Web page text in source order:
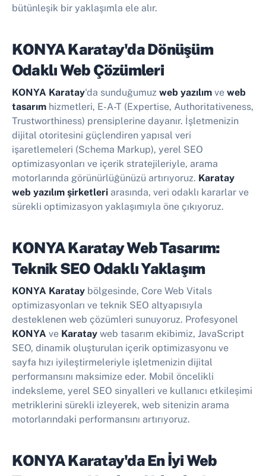
bütünleşik bir yaklaşımla ele alır.
KONYA Karatay'da Dönüşüm
Odaklı Web Çözümleri
KONYA Karatay'da sunduğumuz web yazılım ve web
tasarım hizmetleri, E-A-T (Expertise, Authoritativeness,
Trustworthiness) prensiplerine dayanır. İşletmenizin
dijital otoritesini güçlendiren yapısal veri
işaretlemeleri (Schema Markup), yerel SEO
optimizasyonları ve içerik stratejileriyle, arama
motorlarında görünürlüğünüzü artırıyoruz. Karatay
web yazılım şirketleri arasında, veri odaklı kararlar ve
sürekli optimizasyon yaklaşımıyla öne çıkıyoruz.
KONYA Karatay Web Tasarım:
Teknik SEO Odaklı Yaklaşım
KONYA Karatay bölgesinde, Core Web Vitals
optimizasyonları ve teknik SEO altyapısıyla
desteklenen web çözümleri sunuyoruz. Profesyonel
KONYA ve Karatay web tasarım ekibimiz, JavaScript
SEO, dinamik oluşturulan içerik optimizasyonu ve
sayfa hızı iyileştirmeleriyle işletmenizin dijital
performansını maksimize eder. Mobil öncelikli
indeksleme, yerel SEO sinyalleri ve kullanıcı etkileşimi
metriklerini sürekli izleyerek, web sitenizin arama
motorlarındaki performansını artırıyoruz.
KONYA Karatay'da En İyiWeb